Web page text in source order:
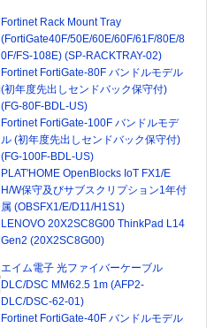
Fortinet Rack Mount Tray
(FortiGate40F/50E/60E/60F/61F/80E/8
0F/FS-108E) (SP-RACKTRAY-02)
Fortinet FortiGate-80F バンドルモデル
(初年度先出しセンドバック保守付)
(FG-80F-BDL-US)
Fortinet FortiGate-100F バンドルモデ
ル (初年度先出しセンドバック保守付)
(FG-100F-BDL-US)
PLAT'HOME OpenBlocks IoT FX1/E
H/W保守及びサブスクリプション1年付
属 (OBSFX1/E/D11/H1S1)
LENOVO 20X2SC8G00 ThinkPad L14
Gen2 (20X2SC8G00)
エイム電子 光ファイバーケーブル
DLC/DSC MM62.5 1m (AFP2-
DLC/DSC-62-01)
Fortinet FortiGate-40F バンドルモデル